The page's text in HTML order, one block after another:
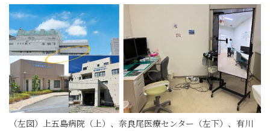
（左図）上五島病院（上）、奈良尾医療センター（左下）、有川